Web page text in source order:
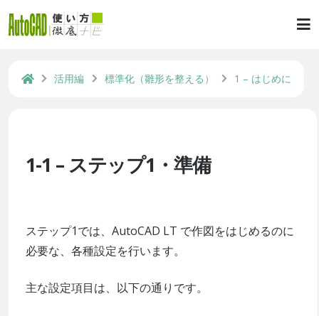
活用編 標準化（雛形を整える） 1 – はじめに
1-1 – ステップ1・準備
ステップ1では、AutoCAD LT で作図をはじめるのに
必要な、各種設定を行います。
主な設定項目は、以下の通りです。